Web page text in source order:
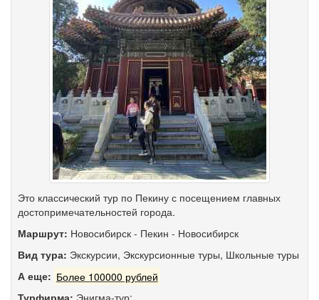
Это классический тур по Пекину с посещением главных
достопримечательностей города.
Маршрут: Новосибирск - Пекин - Новосибирск
Вид тура: Экскурсии, Экскурсионные туры, Школьные туры
А еще: Более 100000 рублей